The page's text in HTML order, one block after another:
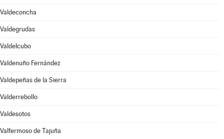
Valdeconcha
Valdegrudas
Valdelcubo
Valdenuño Fernández
Valdepeñas de la Sierra
Valderrebollo
Valdesotos
Valfermoso de Tajuña